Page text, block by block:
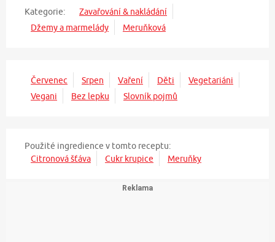
Kategorie:
Zavařování & nakládání
Džemy a marmelády
Meruňková
Červenec Srpen Vaření Děti
Vegetariáni
Vegani
Bez lepku Slovník pojmů
Použité ingredience v tomto receptu:
Citronová šťáva
Cukr krupice Meruňky